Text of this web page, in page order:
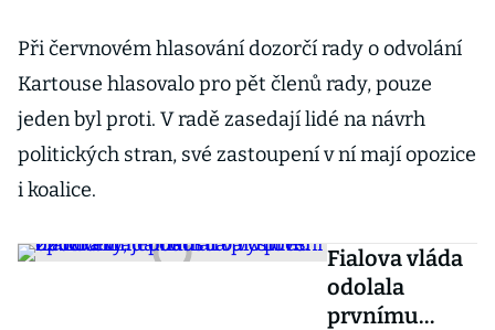
Při červnovém hlasování dozorčí rady o odvolání
Kartouse hlasovalo pro pět členů rady, pouze
jeden byl proti. V radě zasedají lidé na návrh
politických stran, své zastoupení v ní mají opozice
i koalice.
Fialova vláda
odolala
prvnímu